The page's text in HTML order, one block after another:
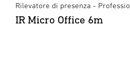
Rilevatore di presenza -
IR Micro Office 6m